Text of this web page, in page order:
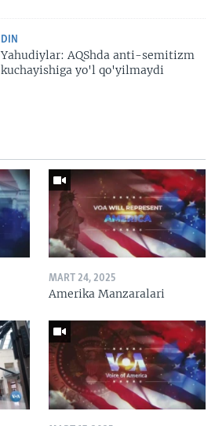
DIN
Yahudiylar: AQShda anti-semitizm
kuchayishiga yo'l qo'yilmaydi
MART 24, 2025
Amerika Manzaralari